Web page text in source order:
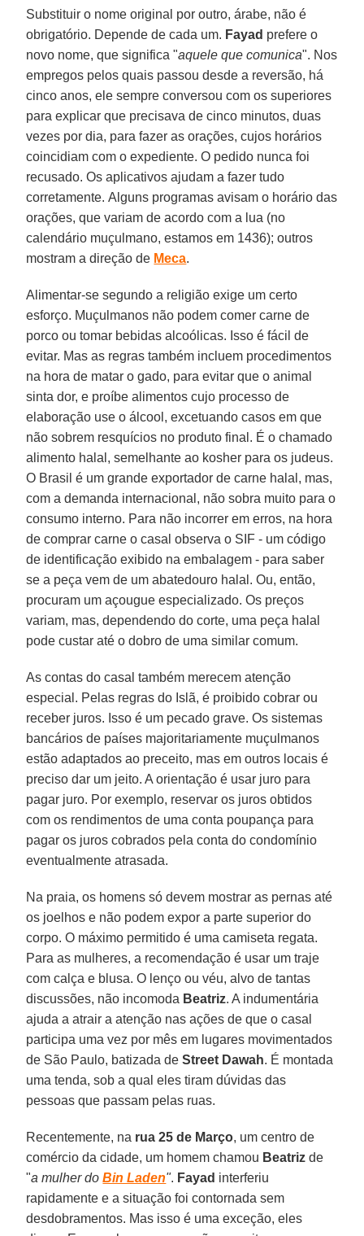
Substituir o nome original por outro, árabe, não é
obrigatório. Depende de cada um. Fayad prefere o
novo nome, que significa "aquele que comunica". Nos
empregos pelos quais passou desde a reversão, há
cinco anos, ele sempre conversou com os superiores
para explicar que precisava de cinco minutos, duas
vezes por dia, para fazer as orações, cujos horários
coincidiam com o expediente. O pedido nunca foi
recusado. Os aplicativos ajudam a fazer tudo
corretamente. Alguns programas avisam o horário das
orações, que variam de acordo com a lua (no
calendário muçulmano, estamos em 1436); outros
mostram a direção de Meca.
Alimentar-se segundo a religião exige um certo
esforço. Muçulmanos não podem comer carne de
porco ou tomar bebidas alcoólicas. Isso é fácil de
evitar. Mas as regras também incluem procedimentos
na hora de matar o gado, para evitar que o animal
sinta dor, e proíbe alimentos cujo processo de
elaboração use o álcool, excetuando casos em que
não sobrem resquícios no produto final. É o chamado
alimento halal, semelhante ao kosher para os judeus.
O Brasil é um grande exportador de carne halal, mas,
com a demanda internacional, não sobra muito para o
consumo interno. Para não incorrer em erros, na hora
de comprar carne o casal observa o SIF - um código
de identificação exibido na embalagem - para saber
se a peça vem de um abatedouro halal. Ou, então,
procuram um açougue especializado. Os preços
variam, mas, dependendo do corte, uma peça halal
pode custar até o dobro de uma similar comum.
As contas do casal também merecem atenção
especial. Pelas regras do Islã, é proibido cobrar ou
receber juros. Isso é um pecado grave. Os sistemas
bancários de países majoritariamente muçulmanos
estão adaptados ao preceito, mas em outros locais é
preciso dar um jeito. A orientação é usar juro para
pagar juro. Por exemplo, reservar os juros obtidos
com os rendimentos de uma conta poupança para
pagar os juros cobrados pela conta do condomínio
eventualmente atrasada.
Na praia, os homens só devem mostrar as pernas até
os joelhos e não podem expor a parte superior do
corpo. O máximo permitido é uma camiseta regata.
Para as mulheres, a recomendação é usar um traje
com calça e blusa. O lenço ou véu, alvo de tantas
discussões, não incomoda Beatriz. A indumentária
ajuda a atrair a atenção nas ações de que o casal
participa uma vez por mês em lugares movimentados
de São Paulo, batizada deStreet Dawah. É montada
uma tenda, sob a qual eles tiram dúvidas das
pessoas que passam pelas ruas.
Recentemente, na rua 25 de Março, um centro de
comércio da cidade, um homem chamou Beatriz de
"a mulher doBin Laden". Fayad interferiu
rapidamente e a situação foi contornada sem
desdobramentos. Mas isso é uma exceção, eles